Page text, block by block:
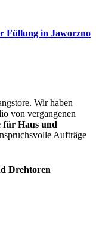
Füllung in Jaworzno
Wir haben
von vergangenen
für Haus und
Aufträge
Drehtoren